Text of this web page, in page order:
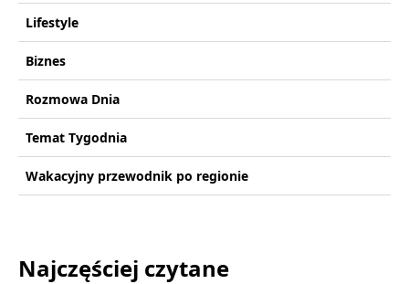
Lifestyle
Biznes
Rozmowa Dnia
Temat Tygodnia
Wakacyjny przewodnik po regionie
Najczęściej czytane